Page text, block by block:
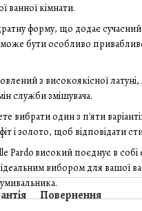
ванної кімнати.
форму, що додає
може бути особливо
з високоякісної
служби змішувача.
вибрати один з п'яти
і золото, щоб відповідати
Pardo високий поєднує в собі
вибором для вашої
Повернення